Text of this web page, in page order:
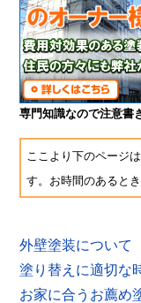
専門知識なので注意書
ここより下のページ
す。お時間のあると
外壁塗装について
塗り替えに適切な
お家に合うお薦め